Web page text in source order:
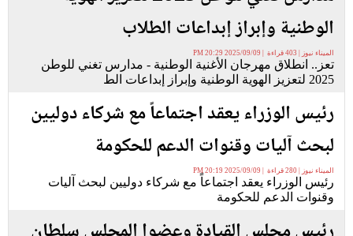
الوطنية وإبراز إبداعات الطلاب
الميناء نيوز | 403 قراءة | 2025/09/09 20:29 PM
تعز.. انطلاق مهرجان الأغنية الوطنية - مدارس تغني للوطن
2025 لتعزيز الهوية الوطنية وإبراز إبداعات الط
رئيس الوزراء يعقد اجتماعاً مع شركاء دوليين
لبحث آليات وقنوات الدعم للحكومة
الميناء نيوز | 280 قراءة | 2025/09/09 20:19 PM
رئيس الوزراء يعقد اجتماعاً مع شركاء دوليين لبحث آليات
وقنوات الدعم للحكومة